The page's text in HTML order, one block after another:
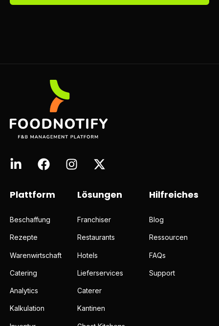
Plattform
Beschaffung
Rezepte
Warenwirtschaft
Catering
Analytics
Kalkulation
Lösungen
Franchiser
Restaurants
Hotels
Lieferservices
Caterer
Kantinen
Hilfreiches
Blog
Ressourcen
FAQs
Support